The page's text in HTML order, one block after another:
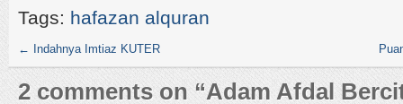
Tags: hafazan alquran
← Indahnya Imtiaz KUTER
2 comments on “Adam Afdal